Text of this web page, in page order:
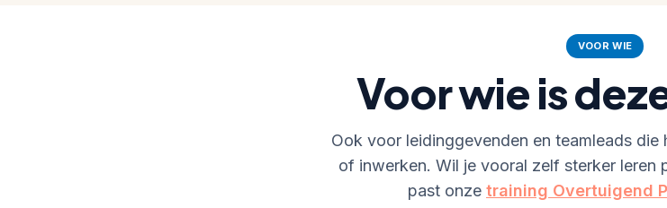
VOOR WIE
Voor wie is
Ook voor leidinggevenden en teamleads
of inwerken. Wil je vooral zelf sterker leren
past onze training Overtuigend